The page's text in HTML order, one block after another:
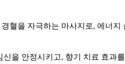
혈을 자극하는 마사지로, 에너
신을 안정시키고, 향기 치료 효과